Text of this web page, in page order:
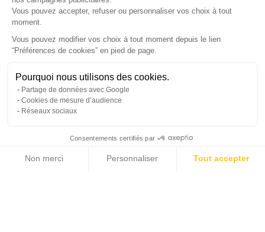
Vous pouvez accepter, refuser ou personnaliser vos choix à tout
moment.
Vous pouvez modifier vos choix à tout moment depuis le lien
“Préférences de cookies” en pied de page.
Pourquoi nous utilisons des cookies.
Partage de données avec Google
Cookies de mesure d’audience
Réseaux sociaux
Consentements certifiés par
Non merci Personnaliser Tout accepter
Gérer mes cookies
© Copyright 2026 France Galerie. Tous droits reservés.
Cliquez-ici pour modifier vos préférences en matière de cookies